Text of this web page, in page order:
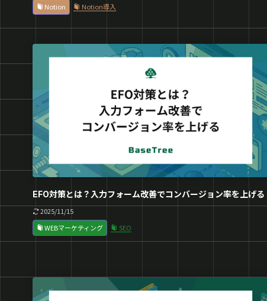
Notion
Notion導入
EFO対策とは？入力フォーム改善でコンバージョン率を上げる
2025/11/15
WEBマーケティング
SEO